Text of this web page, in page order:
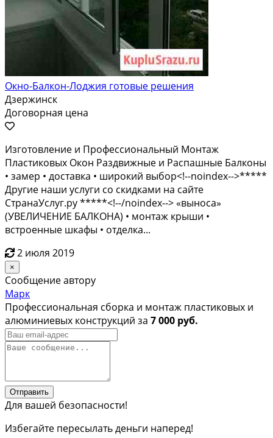
Окно-Балкон-Лоджия готовые решения
Дзержинск
Договорная цена
Изготовление и Профессиональный Монтаж
Пластиковых Окон Раздвижные и Распашные Балконы
• замер • доставка • широкий выбор<!--noindex-->*****
Другие наши услуги со скидками на сайте
СтранаУслуг.ру *****<!--/noindex--> «выноса»
(УВЕЛИЧЕНИЕ БАЛКОНА) • монтаж крыши •
встроенные шкафы • отделка...
2 июля 2019
×
Сообщение автору
Марк
Профессиональная сборка и монтаж пластиковых и
алюминиевых конструкций за 7 000 руб.
Отправить
Для вашей безопасности!
Избегайте пересылать деньги наперед!